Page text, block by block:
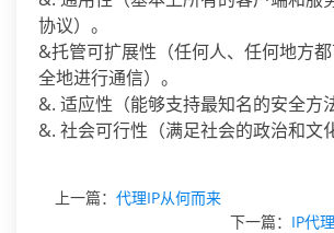
协议）。
&托管可扩展性（任何人、任何地方
全地进行通信）。
&. 适应性（能够支持最知名的安全方
&. 社会可行性（满足社会的政治和文
上一篇： 代理IP从何而来
下一篇： IP代